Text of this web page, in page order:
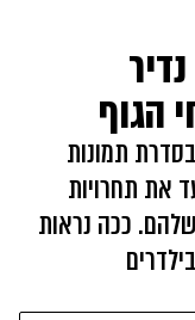
הגוף
תמונות
את תחרויות
שלהם. ככה נראות